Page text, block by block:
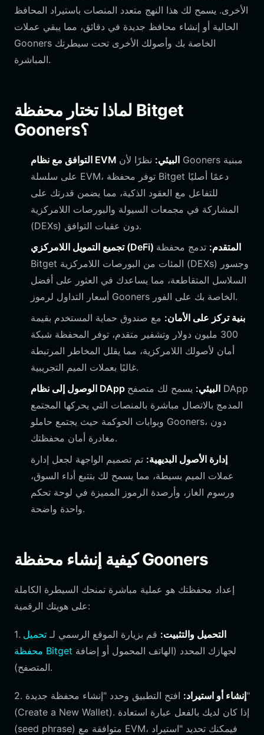
الأخرى. يسمح لك هذا النهج متعدد المنصات باستيراد المحافظ
الحالية أو إنشاء محافظ جديدة في دقائق، مما يبقي عملات
Gooners الخاصة بك وأصولك الأخرى تحت سيطرتك
المباشرة.
لماذا تختار محفظة Bitget
Gooners؟
التوافق مع نظام EVM البيئي: نظرًا لأن Gooners مبنية
على سلسلة EVM، توفر محفظة Bitget دعمًا أصليًا
للتفاعل مع العقود الذكية، مما يضمن قدرتك على
المشاركة في مجمعات السيولة والبورصات اللامركزية
(DEXs) دون عقبات التوافق.
تجميع التمويل اللامركزي (DeFi) المتقدم: تدمج محفظة
Bitget المئات من البورصات اللامركزية (DEXs) وجسور
السلاسل المتقاطعة، مما يساعدك في العثور على أفضل
أسعار التداول لرموز Gooners الخاصة بك على الفور.
بنية تركز على الأمان: مع صندوق حماية المستخدم بقيمة
300 مليون دولار وتشفير متقدم، توفر المحفظة شبكة
أمان لأصولك اللامركزية، مما يقلل المخاطر المرتبطة
غالبًا بعملات الميم التجريبية.
الوصول إلى نظام DApp البيئي: يسمح لك متصفح DApp
المدمج بالاتصال مباشرة بالمنصات التي يحركها المجتمع
وبوابات الحوكمة حيث يجتمع حاملو Gooners، دون
مغادرة أمان محفظتك.
إدارة الأصول البديهية: تم تصميم الواجهة لجعل إدارة
عملات الميم بسيطة، مما يسمح لك بتتبع أداء السوق،
ورسوم الغاز، وأرصدة الرموز المميزة في لوحة تحكم
واحدة واضحة.
كيفية إنشاء محفظة Gooners
إعداد محفظتك هو عملية مباشرة تمنحك السيطرة الكاملة
على هويتك الرقمية:
1. التحميل والتثبيت: قم بزيارة الموقع الرسمي لـ تحميل
محفظة Bitget
المتصفح).
2. إنشاء أو استيراد: افتح التطبيق وحدد "إنشاء محفظة جديدة"
(Create a New Wallet). إذا كان لديك بالفعل عبارة استعادة
(seed phrase) متوافقة مع EVM، فيمكنك تحديد "استيراد